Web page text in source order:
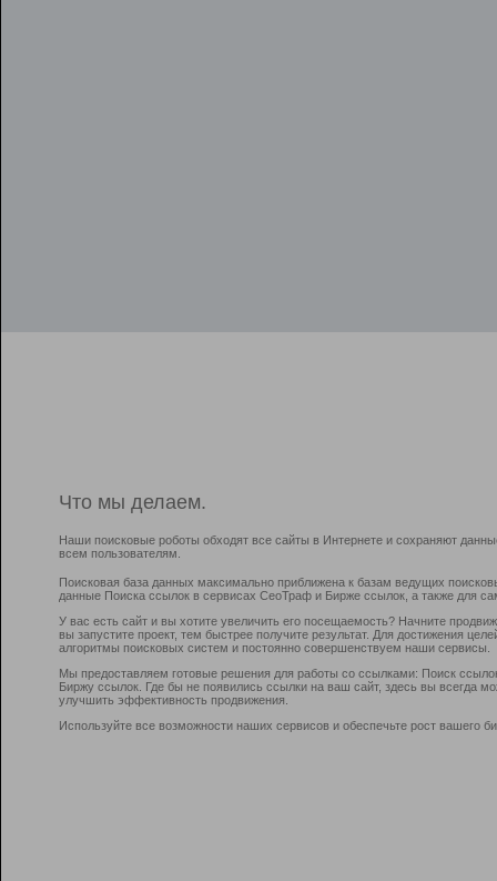
Что мы делаем.
Наши поисковые роботы обходят все сайты в Интернете и сохраняют
всем пользователям.
Поисковая база данных максимально приближена к базам ведущих
данные Поиска ссылок в сервисах СеоТраф и Бирже ссылок, а также для
У вас есть сайт и вы хотите увеличить его посещаемость? Начните
вы запустите проект, тем быстрее получите результат. Для достижения
алгоритмы поисковых систем и постоянно совершенствуем наши сервисы.
Мы предоставляем готовые решения для работы со ссылками: Поиск
Биржу ссылок. Где бы не появились ссылки на ваш сайт, здесь вы всегда
улучшить эффективность продвижения.
Используйте все возможности наших сервисов и обеспечьте рост вашего